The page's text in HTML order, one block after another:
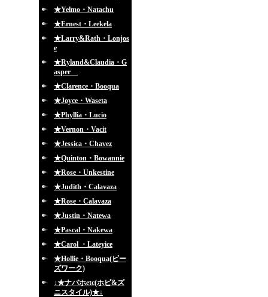
★Yelmo・Natachu
★Ernest・Leekela
★Larry&Rath・Lonjos
e
★Ryland&Claudia・G
asper
★Clarence・Booqua
★Joyce・Waseta
★Phyllia・Lucio
★Vernon・Vacit
★Jessica・Chavez
★Quinton・Bowannie
★Rose・Unkestine
★Judith・Calavaza
★Rose・Calavaza
★Justin・Natewa
★Pascal・Nakewa
★Carol ・Lateyice
★Hollie・Booqua(ビー
ズワーク)
↓★ナバホetc(ホピ&ズ
ニスタイル)★↓